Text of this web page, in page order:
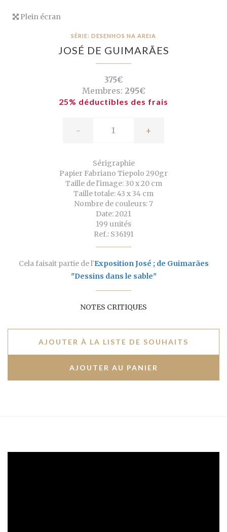
Plein écran
SÉRIE: DESENHOS NA AREIA
JOSÉ DE GUIMARÃES
375€
Membres: 295€
25% déductibles des frais
- +
Sérigraphie
Papier Fabriano Tiepolo 290gr
Taille de l'image: 30 x 20 cm
Taille totale: 43 x 34 cm
Nombre de couleurs: 7
Date: 2021
199 unités
Ref.: S36191
Cela faisait partie de l'Exposition José ; de Guimarães
"Dessins dans le sable"
NOTES CRITIQUES
AJOUTER À LA LISTE DE SOUHAITS